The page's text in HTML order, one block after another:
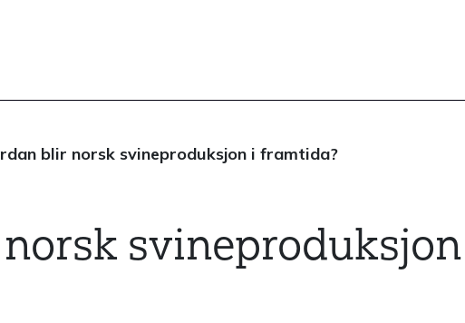
blir norsk svineproduksjon i framtida?
svineproduksjon